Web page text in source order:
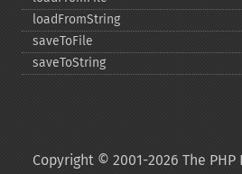
loadFromString
saveToFile
saveToString
Copyright © 2001-2026 The